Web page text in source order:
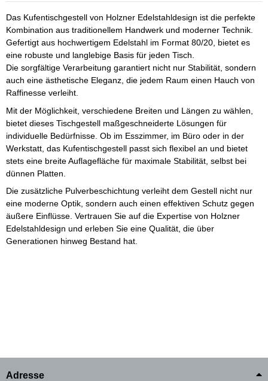
Das Kufentischgestell von Holzner Edelstahldesign ist die perfekte
Kombination aus traditionellem Handwerk und moderner Technik.
Gefertigt aus hochwertigem Edelstahl im Format 80/20, bietet es
eine robuste und langlebige Basis für jeden Tisch.
Die sorgfältige Verarbeitung garantiert nicht nur Stabilität, sondern
auch eine ästhetische Eleganz, die jedem Raum einen Hauch von
Raffinesse verleiht.
Mit der Möglichkeit, verschiedene Breiten und Längen zu wählen,
bietet dieses Tischgestell maßgeschneiderte Lösungen für
individuelle Bedürfnisse. Ob im Esszimmer, im Büro oder in der
Werkstatt, das Kufentischgestell passt sich flexibel an und bietet
stets eine breite Auflagefläche für maximale Stabilität, selbst bei
dünnen Platten.
Die zusätzliche Pulverbeschichtung verleiht dem Gestell nicht nur
eine moderne Optik, sondern auch einen effektiven Schutz gegen
äußere Einflüsse. Vertrauen Sie auf die Expertise von Holzner
Edelstahldesign und erleben Sie eine Qualität, die über
Generationen hinweg Bestand hat.
Adresse